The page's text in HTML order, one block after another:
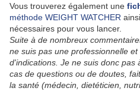
Vous trouverez également une
méthode WEIGHT WATCHER
nécessaires pour vous lancer.
Suite à de nombreux
ne suis pas une professionnelle
d'indications. Je ne suis donc pas
cas de questions ou de doutes,
la santé (médecin, dietéticien,